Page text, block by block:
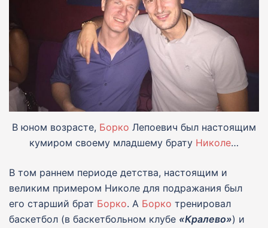
В юном возрасте, Борко Лепоевич был настоящим
кумиром своему младшему брату Николе…
В том раннем периоде детства, настоящим и
великим примером Николе для подражания был
его старший брат Борко. А Борко тренировал
баскетбол (в баскетбольном клубе «Кралево») и